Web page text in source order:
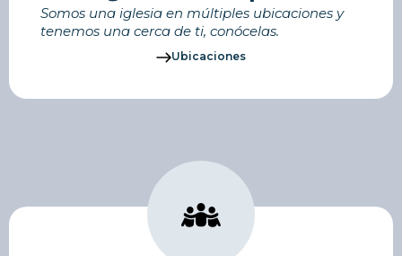
Somos una iglesia en múltiples ubicaciones y
tenemos una cerca de ti, conócelas.
Ubicaciones